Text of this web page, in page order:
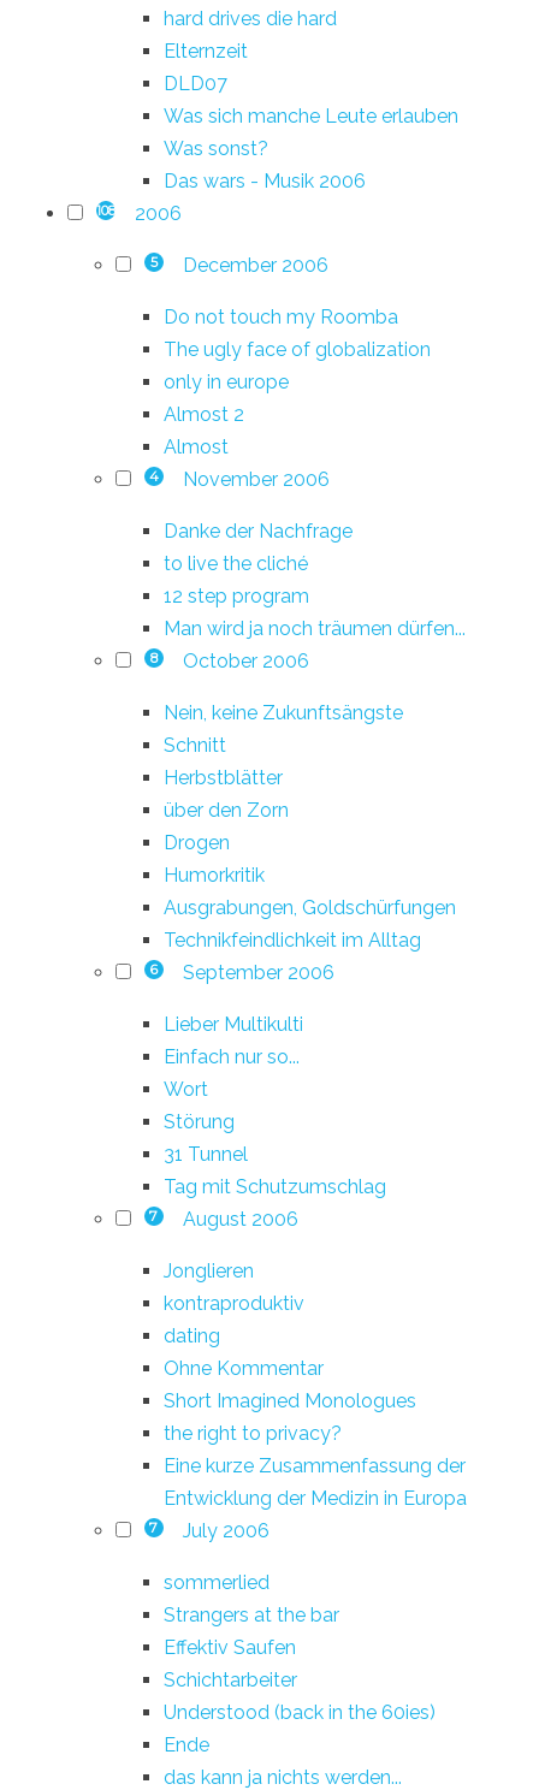
hard drives die hard
Elternzeit
DLD07
Was sich manche Leute erlauben
Was sonst?
Das wars - Musik 2006
108 2006
5 December 2006
Do not touch my Roomba
The ugly face of globalization
only in europe
Almost 2
Almost
4 November 2006
Danke der Nachfrage
to live the cliché
12 step program
Man wird ja noch träumen dürfen...
8 October 2006
Nein, keine Zukunftsängste
Schnitt
Herbstblätter
über den Zorn
Drogen
Humorkritik
Ausgrabungen, Goldschürfungen
Technikfeindlichkeit im Alltag
6 September 2006
Lieber Multikulti
Einfach nur so...
Wort
Störung
31 Tunnel
Tag mit Schutzumschlag
7 August 2006
Jonglieren
kontraproduktiv
dating
Ohne Kommentar
Short Imagined Monologues
the right to privacy?
Eine kurze Zusammenfassung der
Entwicklung der Medizin in Europa
7 July 2006
sommerlied
Strangers at the bar
Effektiv Saufen
Schichtarbeiter
Understood (back in the 60ies)
Ende
das kann ja nichts werden...